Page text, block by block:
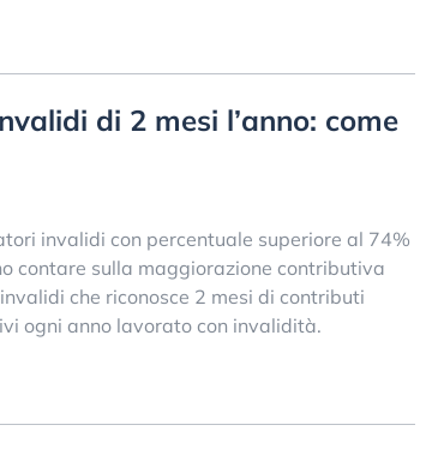
di 2 mesi l’anno: come
invalidi con percentuale superiore al 74%
contare sulla maggiorazione contributiva
che riconosce 2 mesi di contributi
ogni anno lavorato con invalidità.